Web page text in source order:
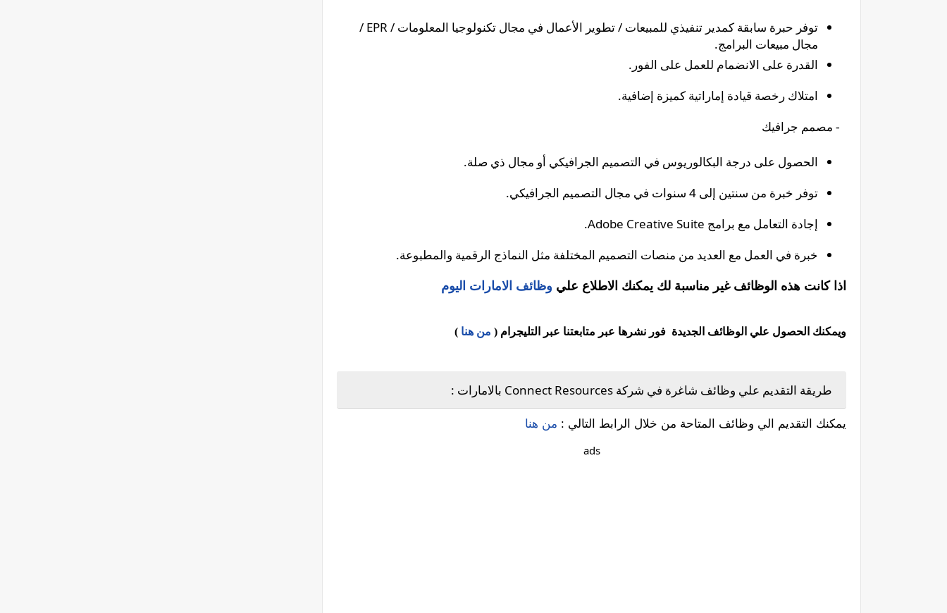
توفر حبرة سابقة كمدير تنفيذي للمبيعات / تطوير الأعمال في مجال تكنولوجيا المعلومات / EPR /
مجال مبيعات البرامج.
القدرة على الانضمام للعمل على الفور.
امتلاك رخصة قيادة إماراتية كميزة إضافية.
الحصول على درجة البكالوريوس في التصميم الجرافيكي أو مجال ذي صلة.
توفر خبرة من سنتين إلى 4 سنوات في مجال التصميم الجرافيكي.
إجادة التعامل مع برامج Adobe Creative Suite.
خبرة في العمل مع العديد من منصات التصميم المختلفة مثل النماذج الرقمية والمطبوعة.
اذا كانت هذه الوظائف غير مناسبة لك يمكنك الاطلاع علي وظائف الامارات اليوم
ويمكنك الحصول علي الوظائف الجديدة فور نشرها عبر متابعتنا عبر التليجرام ( من هنا )
طريقة التقديم علي وظائف شاغرة في شركة Connect Resources بالامارات :
يمكنك التقديم الي وظائف المتاحة من خلال الرابط التالي : من هنا
ads